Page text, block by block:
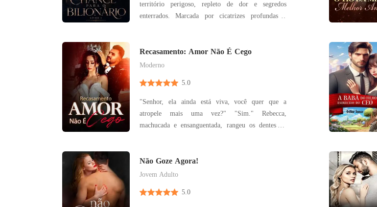
território perigoso, repleto de dor e segredos
enterrados. Marcada por cicatrizes profundas e
surge Adam, um homem que faz seu coração
disparar - mas que tem aversão
Recasamento: Amor Não É Cego
Moderno
5.0
"Senhor, ela ainda está viva, você quer que a
atropele mais uma vez?" "Sim." Rebecca,
machucada e ensanguentada, rangeu os dentes ao
filhos. Era por isso que a sogra de Rebecca a
acusou de ser estéril.
Não Goze Agora!
Jovem Adulto
5.0